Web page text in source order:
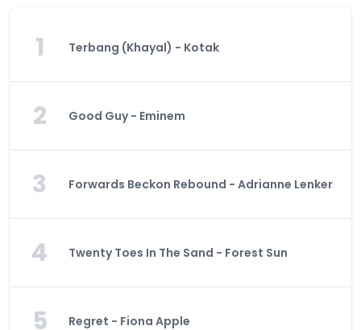
1 Terbang (Khayal) - Kotak
2 Good Guy - Eminem
3 Forwards Beckon Rebound - Adrianne Lenker
4 Twenty Toes In The Sand - Forest Sun
5 Regret - Fiona Apple